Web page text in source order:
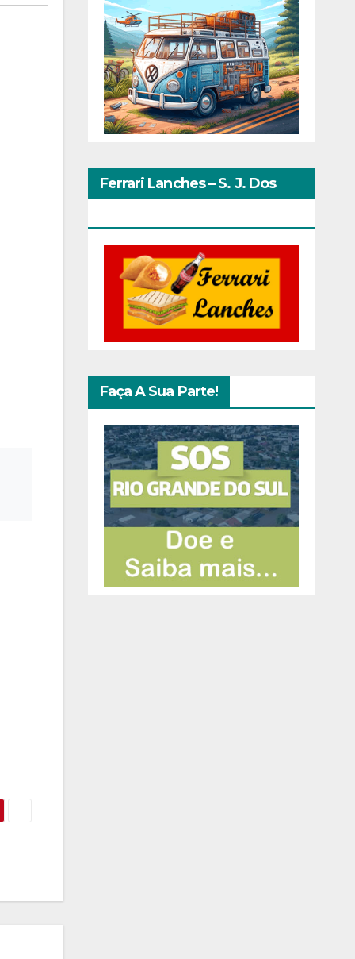
Ferrari Lanches – S. J. Dos
Faça A Sua Parte!